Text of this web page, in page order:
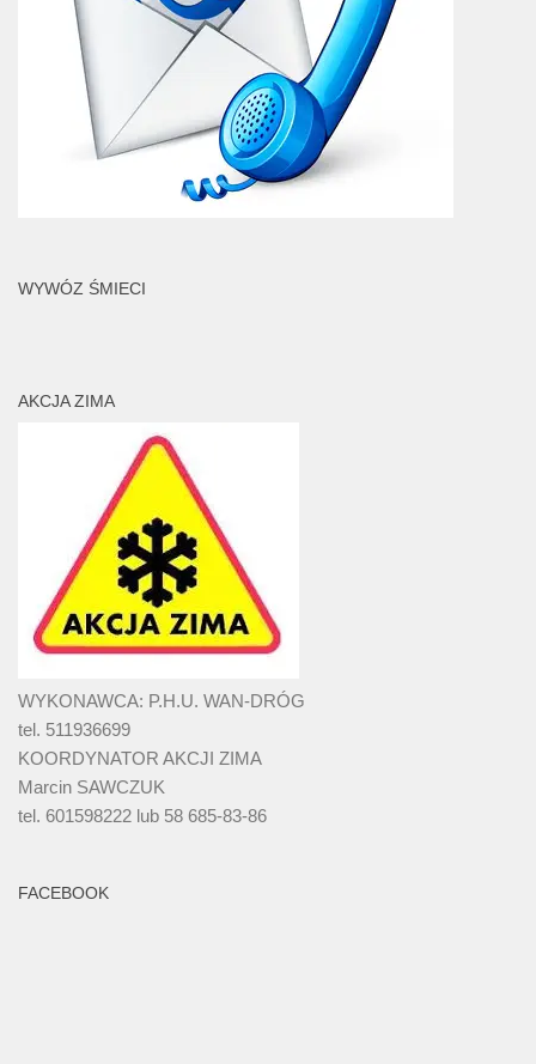
WYWÓZ ŚMIECI
AKCJA ZIMA
WYKONAWCA: P.H.U. WAN-DRÓG
tel. 511936699
KOORDYNATOR AKCJI ZIMA
Marcin SAWCZUK
tel. 601598222 lub 58 685-83-86
FACEBOOK